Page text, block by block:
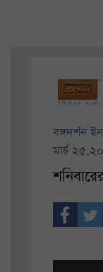
বঙ্গদর্শন
মার্চ